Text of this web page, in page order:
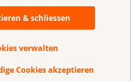
& schliessen
verwalten
Cookies akzeptieren
3000 4843 9